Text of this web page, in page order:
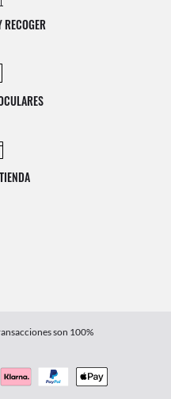
son 100%